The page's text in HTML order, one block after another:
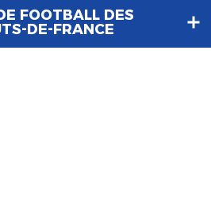
FOOTBALL DES
DE-FRANCE